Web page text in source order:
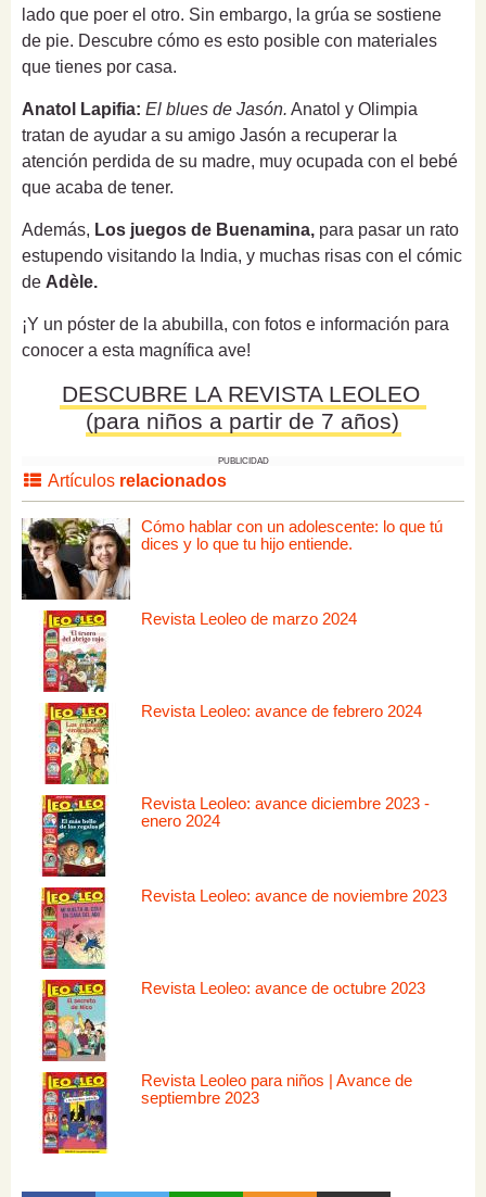
lado que poer el otro. Sin embargo, la grúa se sostiene
de pie. Descubre cómo es esto posible con materiales
que tienes por casa.
Anatol Lapifia: El blues de Jasón. Anatol y Olimpia
tratan de ayudar a su amigo Jasón a recuperar la
atención perdida de su madre, muy ocupada con el bebé
que acaba de tener.
Además, Los juegos de Buenamina, para pasar un rato
estupendo visitando la India, y muchas risas con el cómic
de Adèle.
¡Y un póster de la abubilla, con fotos e información para
conocer a esta magnífica ave!
DESCUBRE LA REVISTA LEOLEO
(para niños a partir de 7 años)
PUBLICIDAD
Artículos relacionados
Cómo hablar con un adolescente: lo que tú
dices y lo que tu hijo entiende.
Revista Leoleo de marzo 2024
Revista Leoleo: avance de febrero 2024
Revista Leoleo: avance diciembre 2023 -
enero 2024
Revista Leoleo: avance de noviembre 2023
Revista Leoleo: avance de octubre 2023
Revista Leoleo para niños | Avance de
septiembre 2023